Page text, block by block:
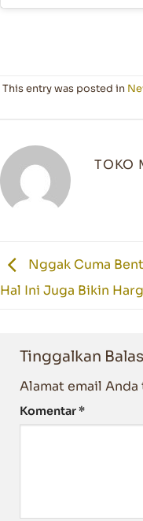
This entry was posted in
TOKO
Nggak Cuma
Hal Ini Juga Bikin
Tinggalkan
Alamat email
Komentar*